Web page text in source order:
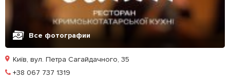
Все фотографии
Позвонить
Київ, вул. Петра Сагайдачного, 35
+38 067 737 1319